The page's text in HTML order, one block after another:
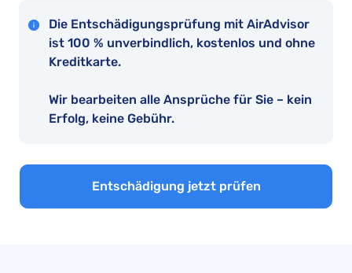
Die Entschädigungsprüfung mit AirAdvisor
ist 100 % unverbindlich, kostenlos und ohne
Kreditkarte.
Wir bearbeiten alle Ansprüche für Sie – kein
Erfolg, keine Gebühr.
Entschädigung jetzt prüfen